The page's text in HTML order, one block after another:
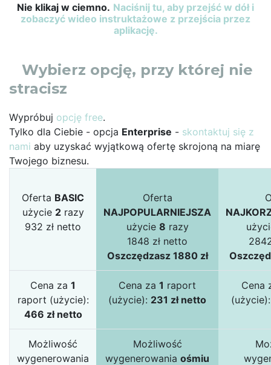
Nie klikaj w ciemno. Naciśnij tu, aby przejść w dół i
zobaczyć wideo instruktażowe z przejścia przez
aplikację.
Wybierz opcję, przy której nie
stracisz
Wypróbuj opcję free.
Tylko dla Ciebie - opcja Enterprise - skontaktuj się z
nami aby uzyskać wyjątkową ofertę skrojoną na miarę
Twojego biznesu.
Oferta BASIC
użycie 2razy
932 zł netto
Oferta
NAJPOPULARNIEJSZA
użycie 8 razy
1848 zł netto
Oszczędzasz 1880 zł
Cena za 1
raport (użycie):
466 zł netto
Cena za 1 raport
(użycie): 231 zł netto
Cena
Możliwość
wygenerowania
Możliwość
wygenerowania ośmiu